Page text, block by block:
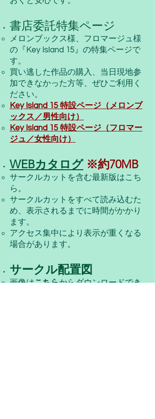
書店委託特集ページ
メロンブックス様、フロマージュ様
の『Key Island 15』の特集ページで
す。​
​買い逃した作品の購入、当日現地参
加できなかった方等、ぜひご利用く
ださい。
Key Island 15 特設ページ（メロンブ
ックス／男性向け）
Key Island 15 特設ページ（フロマー
ジュ／女性向け）
WEBカタログ​ ※約70MB
サークルカットを含む最新版はこち
ら。
サークルカットをすべて読み込むた
め、表示されるまでに時間がかかり
ます。
アクセス集中により表示が重くなる
場合があります。
​​サークル配置図
画像はこちらからダウンロードでき